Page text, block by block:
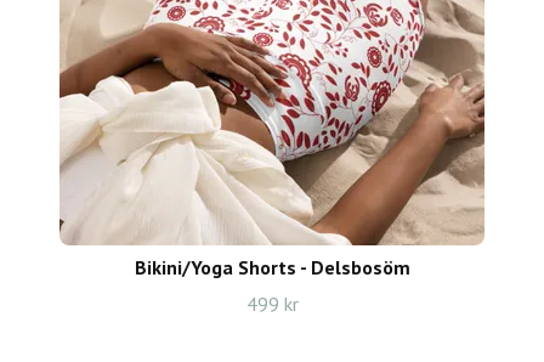
Bikini/Yoga Shorts - Delsbosöm
499 kr